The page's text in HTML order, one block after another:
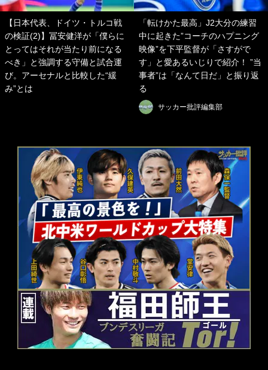
【日本代表、ドイツ・トルコ戦
の検証(2)】冨安健洋が「僕らに
とってはそれが当たり前になる
べき」と強調する守備と試合運
び。アーセナルと比較した“緩
み”とは
「転けかた最高」J2大分の練習
中に起きた”コーチのハプニング
映像”を下平監督が「さすがで
す」と愛あるいじりで紹介！ ”当
事者”は「なんて日だ」と振り返
る
サッカー批評編集部